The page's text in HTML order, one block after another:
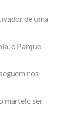
de uma
o Parque
nos
martelo ser